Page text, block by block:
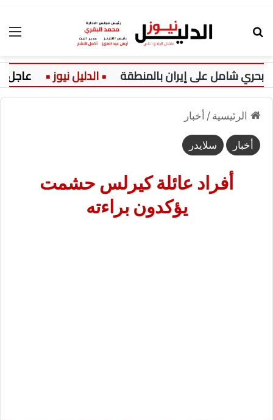
عاجل:
الرئيسية / أخبار
أخبار سلايدر
أفراد عائلة كيرلس حشمت
يؤكدون براءته